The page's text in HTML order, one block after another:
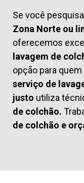
Se você pesquisa
Zona Norte ou
oferecemos
lavagem de
opção para
serviço de
justo utiliza
de colchão.
de colchão e